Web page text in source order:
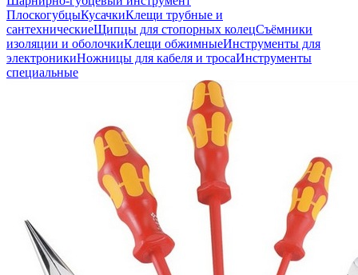
ПлоскогубцыКусачкиКлещи трубные и
сантехническиеЩипцы для стопорных колецСъёмники
изоляции и оболочкиКлещи обжимныеИнструменты для
электроникиНожницы для кабеля и тросаИнструменты
специальные